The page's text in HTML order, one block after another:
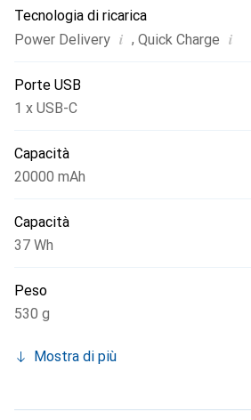
Tecnologia di ricarica
Power Delivery i , Quick Charge i
Porte USB
1 x USB-C
Capacità
20000 mAh
Capacità
37 Wh
Peso
530 g
Mostra di più